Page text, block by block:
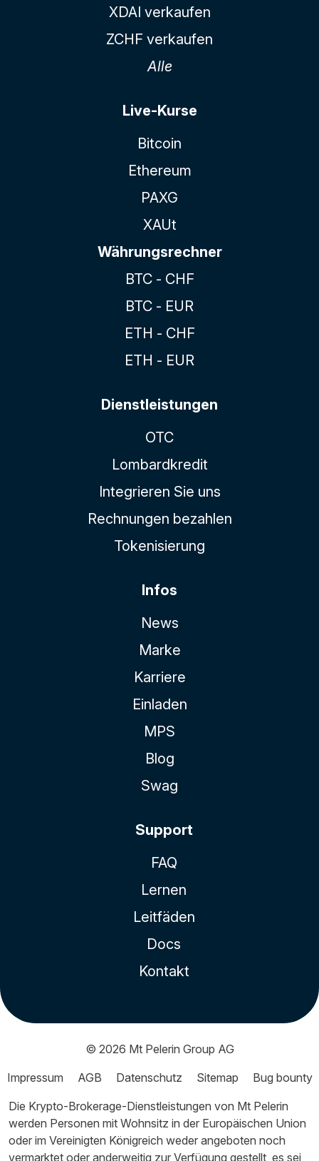
XDAI verkaufen
ZCHF verkaufen
Alle
Live-Kurse
Bitcoin
Ethereum
PAXG
XAUt
Währungsrechner
BTC - CHF
BTC - EUR
ETH - CHF
ETH - EUR
Dienstleistungen
OTC
Lombardkredit
Integrieren Sie uns
Rechnungen bezahlen
Tokenisierung
Infos
News
Marke
Karriere
Einladen
MPS
Blog
Swag
Support
FAQ
Lernen
Leitfäden
Docs
Kontakt
© 2026 Mt Pelerin Group AG
Impressum
AGB Datenschutz Sitemap
Bug bounty
Die Krypto-Brokerage-Dienstleistungen von Mt Pelerin
werden Personen mit Wohnsitz in der Europäischen Union
oder im Vereinigten Königreich weder angeboten noch
vermarktet oder anderweitig zur Verfügung gestellt, es sei